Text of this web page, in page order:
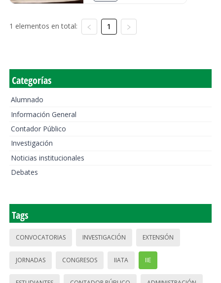
1 elementos en total: 1
Categorías
Alumnado
Información General
Contador Público
Investigación
Noticias institucionales
Debates
Tags
CONVOCATORIAS INVESTIGACIÓN EXTENSIÓN
JORNADAS CONGRESOS IIATA IIE